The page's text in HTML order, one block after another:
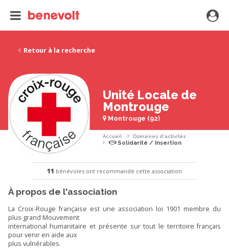
Retour à la recherche
Unité Locale de
Montrouge
Montrouge (92)
Accueil Domaines d'activités
Solidarité / Insertion
11 bénévoles ont recommandé cette association
À propos de l'association
La Croix-Rouge française est une association loi 1901 membre du
plus grand Mouvement
international humanitaire et présente sur tout le territoire français
pour venir en aide aux
plus vulnérables.